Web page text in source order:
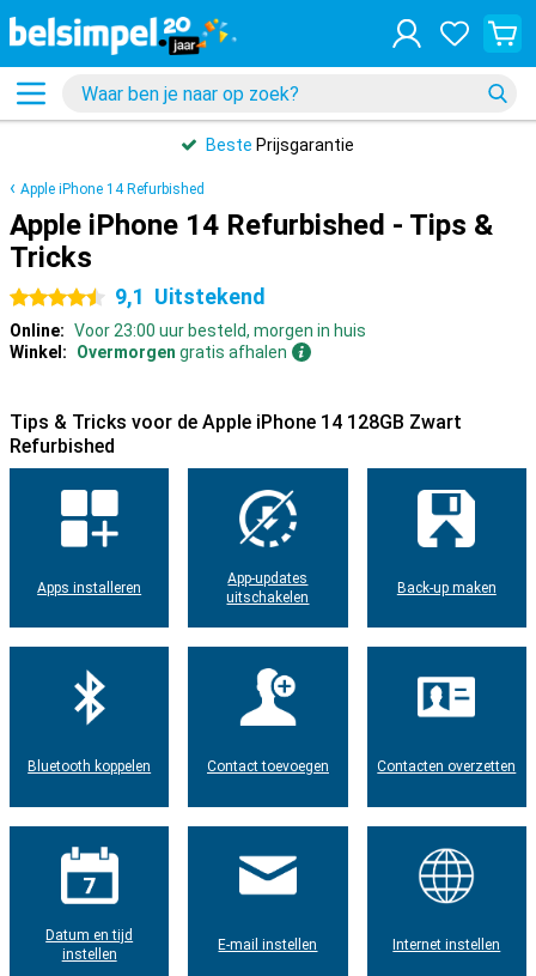
Beste Prijsgarantie
Apple iPhone 14 Refurbished
Apple iPhone 14 Refurbished - Tips &
Tricks
4.5 sterren 9,1 Uitstekend
Online: Voor 23:00 uur besteld, morgen in huis
Winkel:
Overmorgen gratis afhalen
Tips & Tricks voor de Apple iPhone 14 128GB Zwart
Refurbished
Apps installeren
App-updates
uitschakelen
Back-up maken
Bluetooth koppelen Contact toevoegen Contacten overzetten
Datum en tijd
instellen
E-mail instellen Internet instellen